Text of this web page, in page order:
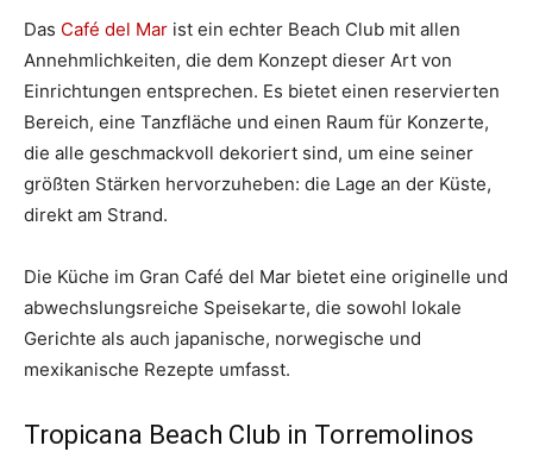
Das Café del Mar ist ein echter Beach Club mit allen
Annehmlichkeiten, die dem Konzept dieser Art von
Einrichtungen entsprechen. Es bietet einen reservierten
Bereich, eine Tanzfläche und einen Raum für Konzerte,
die alle geschmackvoll dekoriert sind, um eine seiner
größten Stärken hervorzuheben: die Lage an der Küste,
direkt am Strand.
Die Küche im Gran Café del Mar bietet eine originelle und
abwechslungsreiche Speisekarte, die sowohl lokale
Gerichte als auch japanische, norwegische und
mexikanische Rezepte umfasst.
Tropicana Beach Club in Torremolinos